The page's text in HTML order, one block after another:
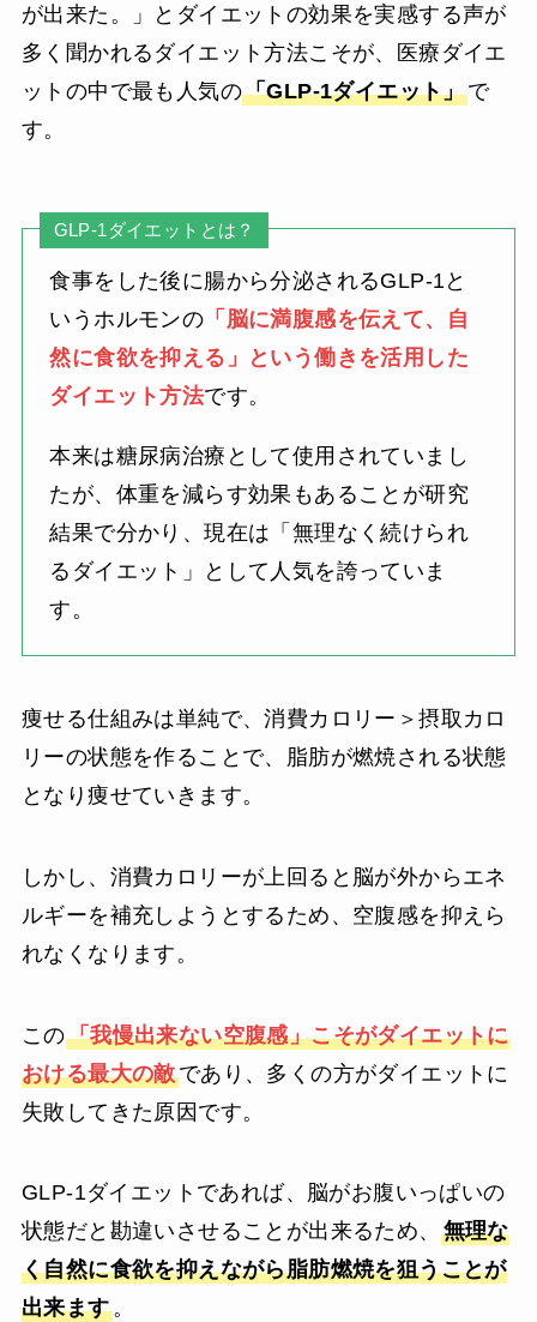
が出来た。」とダイエットの効果を実感する声が
多く聞かれるダイエット方法こそが、医療ダイエ
ットの中で最も人気の「GLP-1ダイエット」で
す。
GLP-1ダイエットとは？
食事をした後に腸から分泌されるGLP-1と
いうホルモンの 「脳に満腹感を伝えて、自
然に食欲を抑える」という働きを活用した
ダイエット方法です。
本来は糖尿病治療として使用されていまし
たが、体重を減らす効果もあることが研究
結果で分かり、現在は「無理なく続けられ
るダイエット」として人気を誇っていま
す。
痩せる仕組みは単純で、消費カロリー＞摂取カロ
リーの状態を作ることで、脂肪が燃焼される状態
となり痩せていきます。
しかし、消費カロリーが上回ると脳が外からエネ
ルギーを補充しようとするため、空腹感を抑えら
れなくなります。
この「我慢出来ない空腹感」こそがダイエットに
おける最大の敵であり、多くの方がダイエットに
失敗してきた原因です。
GLP-1ダイエットであれば、脳がお腹いっぱいの
状態だと勘違いさせることが出来るため、 無理な
く自然に食欲を抑えながら脂肪燃焼を狙うことが
出来ます。